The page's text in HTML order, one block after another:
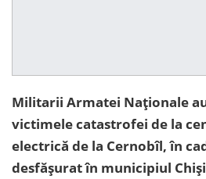
Militarii Armatei Naţionale
victimele catastrofei de la
electrică de la Cernobîl, în
desfăşurat în municipiul